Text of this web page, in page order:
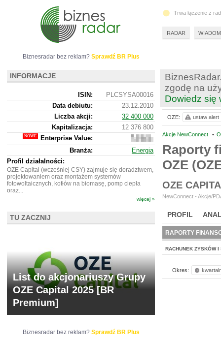
zgodę na
Dowiedz się
Akcje NewConnect •
Raporty
OZE
OZE
NewConnect - Akcje/
PROFIL
BR LAB
RAPORTY
RACHUNEK ZYSKÓW I
Okres:
OZE: ustaw alert
Biznesradar bez reklam? Sprawdź BR Plus
INFORMACJE
ISIN:
PLCSYSA00016
Data debiutu:
23.12.2010
Liczba akcji:
32 400 000
Kapitalizacja:
12 376 800
Enterprise Value:
12
584
800
Branża:
Energia
Profil działalności:
OZE Capital (wcześniej CSY) zajmuje się doradztwem,
projektowaniem oraz montażem systemów
fotowoltaicznych, kotłów na biomasę, pomp ciepła
oraz...
więcej »
TU ZACZNIJ
List do akcjonariuszy Grupy
OZE Capital 2025 [BR
Premium]
Biznesradar bez reklam? Sprawdź BR Plus
Trwa łączenie z
RADAR